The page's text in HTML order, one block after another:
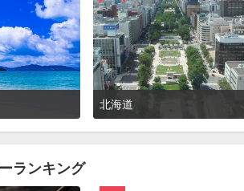
北海道
ランキング